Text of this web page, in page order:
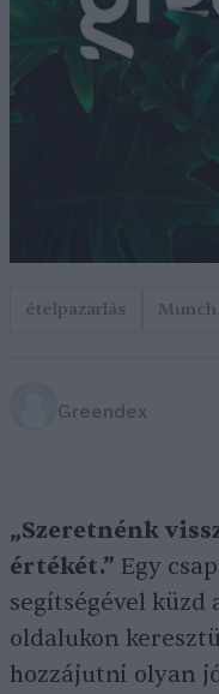
ételpazarlás
Greendex
„Szeretnénk
értékét.” Egy
segítségével küzd
oldalukon
hozzájutni olyan